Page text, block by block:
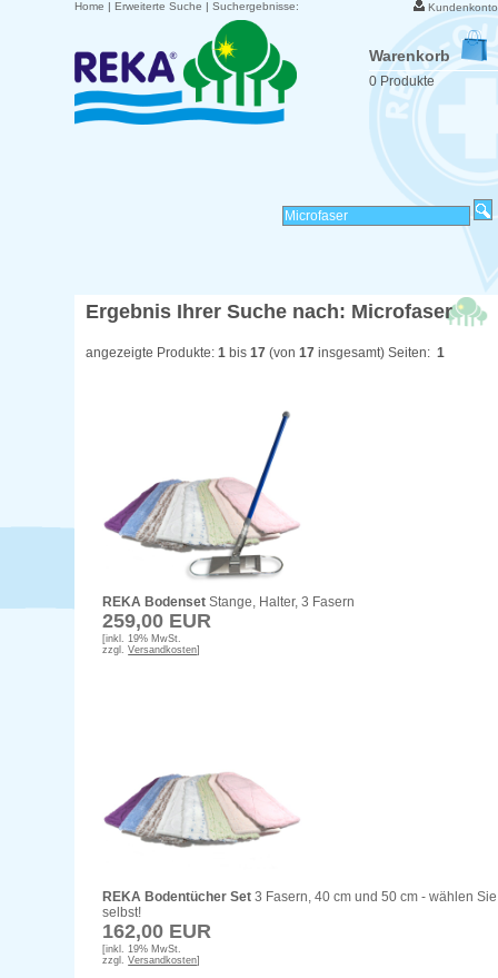
Kundenkonto
Warenkorb
0 Produkte
Home |Erweiterte Suche |Suchergebnisse:
Ergebnis Ihrer Suche nach: Microfaser
angezeigte Produkte:1 bis17 (von17 insgesamt) Seiten:1
REKA Bodenset Stange, Halter, 3 Fasern
259,00 EUR
[inkl. 19% MwSt.
zzgl.Versandkosten]
REKA Bodentücher Set 3 Fasern, 40 cm und 50 cm - wählen Sie
selbst!
162,00 EUR
[inkl. 19% MwSt.
zzgl.Versandkosten]